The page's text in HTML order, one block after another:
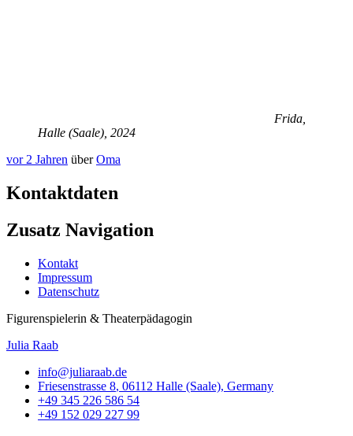
Frida,
Halle (Saale), 2024
vor 2 Jahren überOma
Kontaktdaten
Zusatz Navigation
Kontakt
Impressum
Datenschutz
Figurenspielerin & Theaterpädagogin
Julia Raab
info@juliaraab.de
Friesenstrasse 8, 06112 Halle (Saale), Germany
+49 345 226 586 54
+49 152 029 227 99